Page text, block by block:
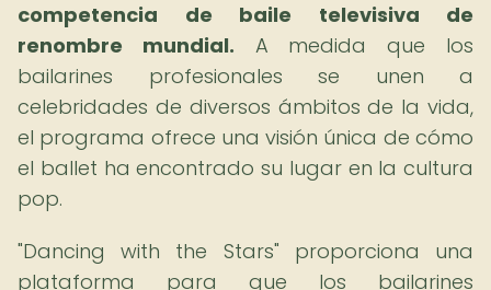
competencia de baile televisiva de
renombre mundial. A medida que los
bailarines profesionales se unen a
celebridades de diversos ámbitos de la vida,
el programa ofrece una visión única de cómo
el ballet ha encontrado su lugar en la cultura
pop.
"Dancing with the Stars" proporciona una
plataforma para que los bailarines